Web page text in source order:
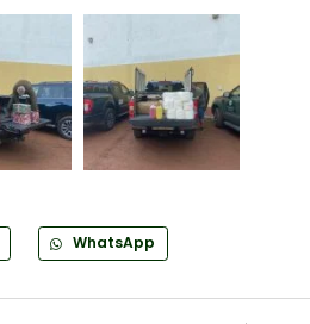
WhatsApp